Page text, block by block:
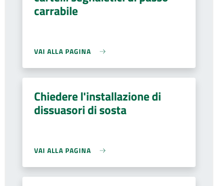
carrabile
VAI ALLA PAGINA
Chiedere l'installazione di
dissuasori di sosta
VAI ALLA PAGINA